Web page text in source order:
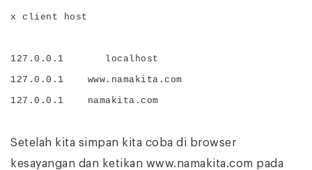
x client host
127.0.0.1 localhost
127.0.0.1 www.namakita.com
127.0.0.1 namakita.com
Setelah kita simpan kita coba di browser
kesayangan dan ketikan www.namakita.com pada